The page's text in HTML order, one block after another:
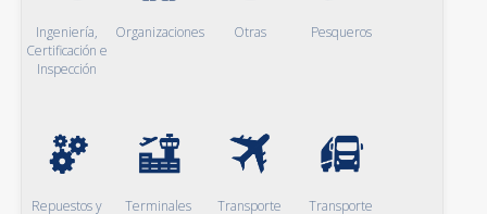
Ingeniería,
Certificación e
Inspección
Organizaciones Otras Pesqueros
Repuestos y
Terminales
Transporte
Transporte